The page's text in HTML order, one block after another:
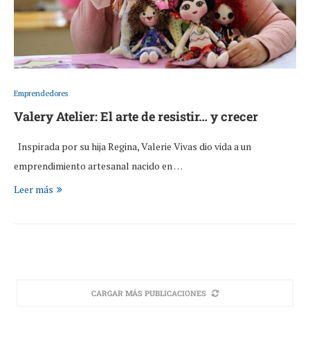
Emprendedores
Valery Atelier: El arte de resistir… y crecer
Inspirada por su hija Regina, Valerie Vivas dio vida a un
emprendimiento artesanal nacido en …
Leer más
CARGAR MÁS PUBLICACIONES